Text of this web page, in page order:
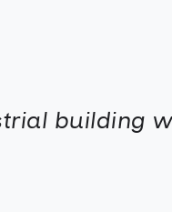
building